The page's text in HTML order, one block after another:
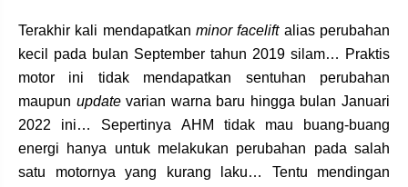
Terakhir kali mendapatkan minor faceliftalias perubahan
kecil pada bulan September tahun 2019 silam… Praktis
motor ini tidak mendapatkan sentuhan perubahan
maupun updatevarian warna baru hingga bulan Januari
2022 ini… Sepertinya AHM tidak mau buang-buang
energi hanya untuk melakukan perubahan pada salah
satu motornya yang kurang laku… Tentu mendingan